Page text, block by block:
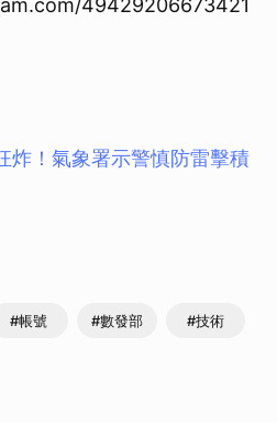
49429206673421
炸！氣象署示警慎防雷擊積
#帳號 #數發部 #技術